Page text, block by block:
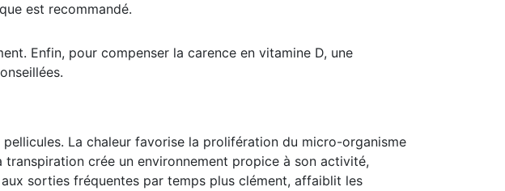
est recommandé.
Enfin, pour compenser la carence en vitamine D, une
La chaleur favorise la prolifération du micro-organisme
crée un environnement propice à son activité,
sorties fréquentes par temps plus clément, affaiblit les